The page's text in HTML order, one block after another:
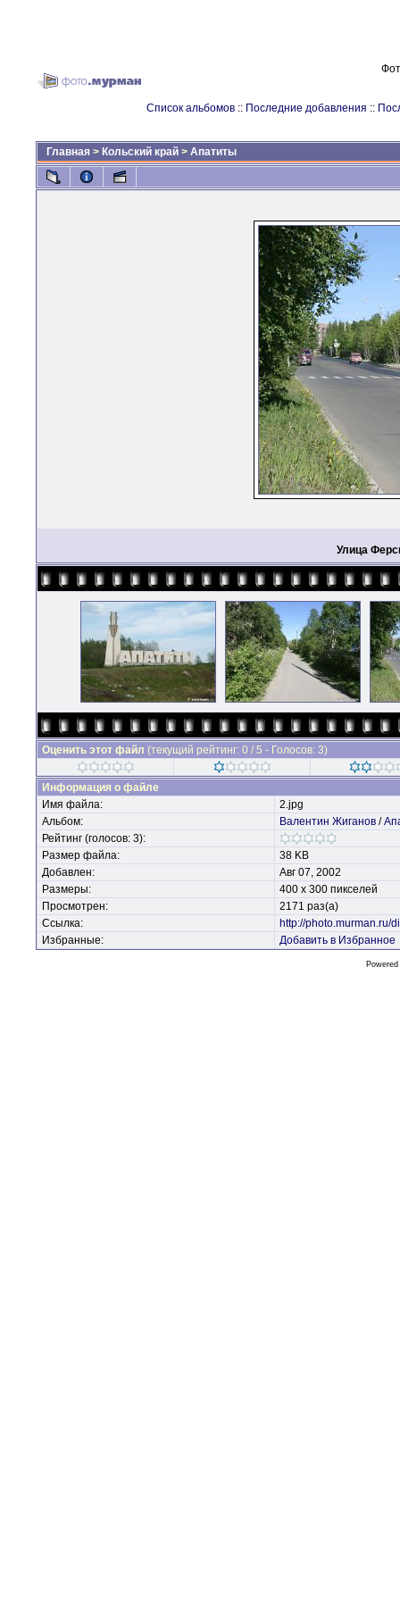
Список альбомов :: Последние добавления ::
Главная > Кольский край > Апатиты
Улица
Оценить этот файл (текущий рейтинг: 0 / 5 - Голосов: 3)
Информация о файле
Имя файла:
2.jpg
Альбом:
Валентин Жиганов /
Рейтинг (голосов: 3):
Размер файла:
38 KB
Добавлен:
Авг 07, 2002
Размеры:
400 x 300 пикселей
Просмотрен:
2171 раз(а)
Ссылка:
http://photo.murman.ru/
Избранные:
Добавить в Избранное